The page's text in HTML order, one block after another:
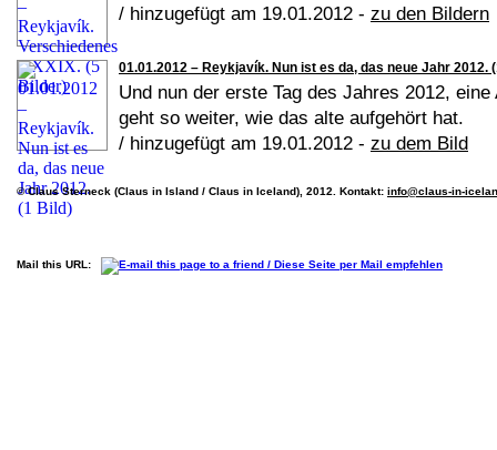
/ hinzugefügt am 19.01.2012 - zu den Bildern
01.01.2012 – Reykjavík. Nun ist es da, das neue Jahr 2012.
Und nun der erste Tag des Jahres 2012,
geht so weiter, wie das alte aufgehört hat.
/ hinzugefügt am 19.01.2012 - zu dem Bild
© Claus Sterneck (Claus in Island / Claus in Iceland), 2012. Kontakt: info@claus-in-
Mail this URL: